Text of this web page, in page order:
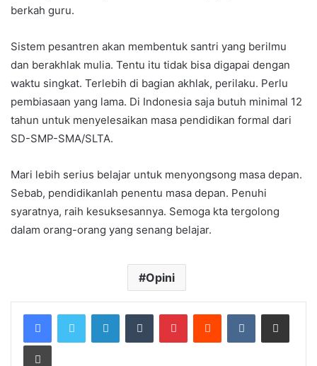
berkah guru.
Sistem pesantren akan membentuk santri yang berilmu
dan berakhlak mulia. Tentu itu tidak bisa digapai dengan
waktu singkat. Terlebih di bagian akhlak, perilaku. Perlu
pembiasaan yang lama. Di Indonesia saja butuh minimal 12
tahun untuk menyelesaikan masa pendidikan formal dari
SD-SMP-SMA/SLTA.
Mari lebih serius belajar untuk menyongsong masa depan.
Sebab, pendidikanlah penentu masa depan. Penuhi
syaratnya, raih kesuksesannya. Semoga kta tergolong
dalam orang-orang yang senang belajar.
Opini